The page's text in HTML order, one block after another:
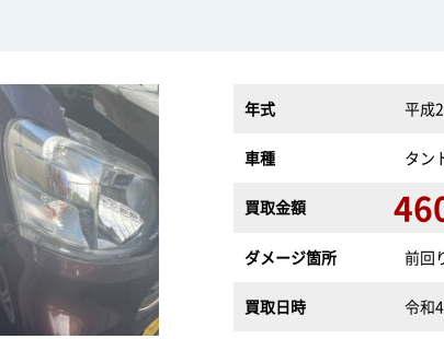
年式 平成
車種 タ
買取金額
ダメージ箇所
前回
買取日時 令和